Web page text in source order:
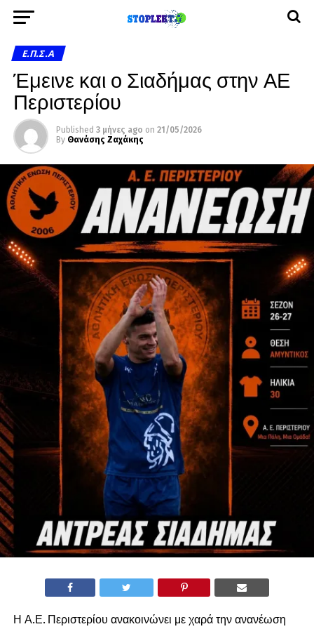
Ε.Π.Σ.Α
Έμεινε και ο Σιαδήμας στην ΑΕ
Περιστερίου
Published 3 μήνες ago on 21/05/2026
By Θανάσης Ζαχάκης
Η Α.Ε. Περιστερίου ανακοινώνει με χαρά την ανανέωση